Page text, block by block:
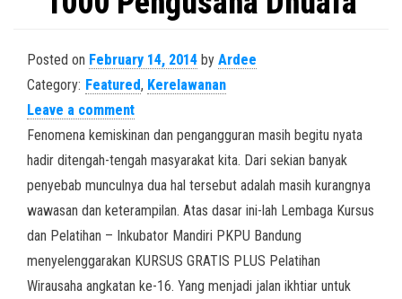
Posted on February 14, 2014 by Ardee
Category: Featured, Kerelawanan
Leave a comment
Fenomena kemiskinan dan pengangguran masih begitu nyata
hadir ditengah-tengah masyarakat kita. Dari sekian banyak
penyebab munculnya dua hal tersebut adalah masih kurangnya
wawasan dan keterampilan. Atas dasar ini-lah Lembaga Kursus
dan Pelatihan – Inkubator Mandiri PKPU Bandung
menyelenggarakan KURSUS GRATIS PLUS Pelatihan
Wirausaha angkatan ke-16. Yang menjadi jalan ikhtiar untuk